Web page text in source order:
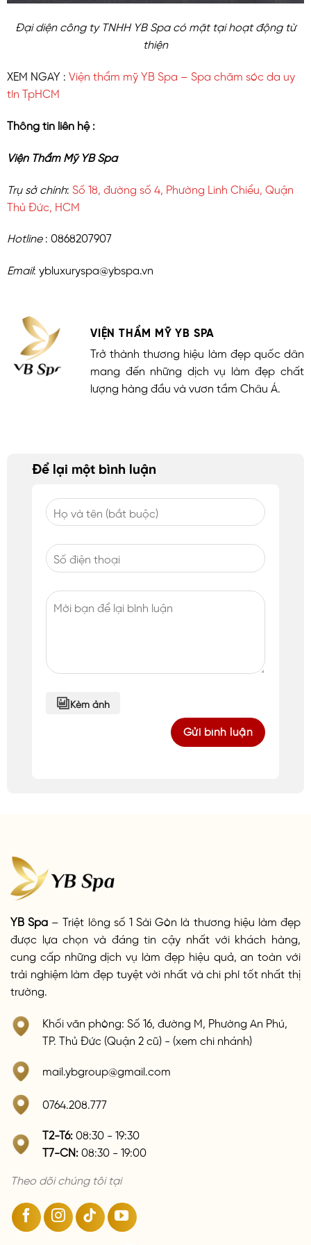
Đại diện công ty TNHH YB Spa có mặt tại hoạt động từ
thiện
XEM NGAY : Viện thẩm mỹ YB Spa – Spa chăm sóc da uy
tín TpHCM
Thông tin liên hệ :
Viện Thẩm Mỹ YB Spa
Trụ sở chính: Số 18, đường số 4, Phường Linh Chiểu, Quận
Thủ Đức, HCM
Hotline: 0868207907
Email: ybluxuryspa@ybspa.vn
VIỆN THẨM MỸ YB SPA
Trở thành thương hiệu làm đẹp quốc dân
mang đến những dịch vụ làm đẹp chất
lượng hàng đầu và vươn tầm Châu Á.
Để lại một bình luận
Kèm ảnh
YB Spa – Triệt lông số 1 Sài Gòn là thương hiệu làm đẹp
được lựa chọn và đáng tin cậy nhất với khách hàng,
cung cấp những dịch vụ làm đẹp hiệu quả, an toàn với
trải nghiệm làm đẹp tuyệt vời nhất và chi phí tốt nhất thị
trường.
Khối văn phòng: Số 16, đường M, Phường An Phú,
TP. Thủ Đức (Quận 2 cũ) - (xem chi nhánh)
mail.ybgroup@gmail.com
0764.208.777
T2-T6: 08:30 - 19:30
T7-CN: 08:30 - 19:00
Theo dõi chúng tôi tại